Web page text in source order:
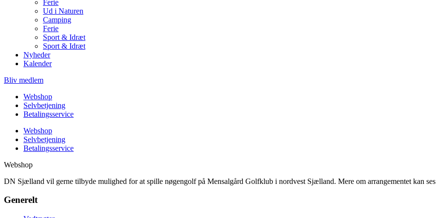
Ferie
Ud i Naturen
Camping
Ferie
Sport & Idræt
Sport & Idræt
Nyheder
Kalender
Bliv medlem
Webshop
Selvbetjening
Betalingsservice
Webshop
Selvbetjening
Betalingsservice
Webshop
DN Sjælland vil gerne tilbyde mulighed for at spille nøgengolf på Mensalgård Golfklub i nordvest Sjælland. Mere om arrangementet kan ses
Generelt